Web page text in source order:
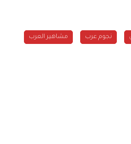
نجوم عرب مشاهير العرب